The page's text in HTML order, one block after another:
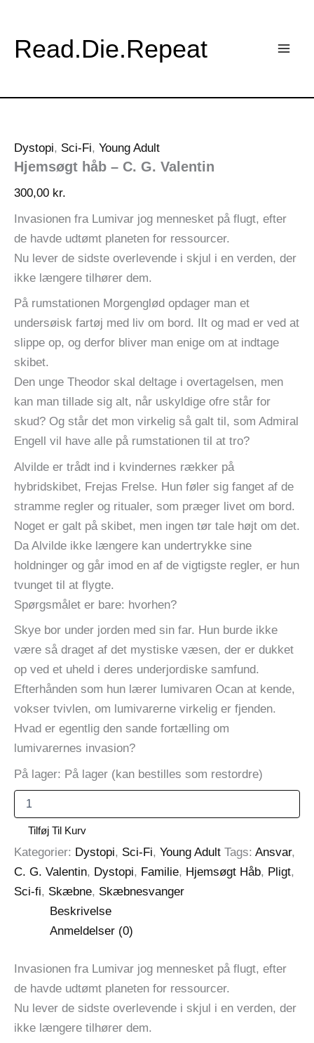
indholdet
Read.Die.Repeat
Dystopi, Sci-Fi, Young Adult
Hjemsøgt håb – C. G. Valentin
300,00 kr.
Invasionen fra Lumivar jog mennesket på flugt, efter
de havde udtømt planeten for ressourcer.
Nu lever de sidste overlevende i skjul i en verden, der
ikke længere tilhører dem.
På rumstationen Morgenglød opdager man et
undersøisk fartøj med liv om bord. Ilt og mad er ved at
slippe op, og derfor bliver man enige om at indtage
skibet.
Den unge Theodor skal deltage i overtagelsen, men
kan man tillade sig alt, når uskyldige ofre står for
skud? Og står det mon virkelig så galt til, som Admiral
Engell vil have alle på rumstationen til at tro?
Alvilde er trådt ind i kvindernes rækker på
hybridskibet, Frejas Frelse. Hun føler sig fanget af de
stramme regler og ritualer, som præger livet om bord.
Noget er galt på skibet, men ingen tør tale højt om det.
Da Alvilde ikke længere kan undertrykke sine
holdninger og går imod en af de vigtigste regler, er hun
tvunget til at flygte.
Spørgsmålet er bare: hvorhen?
Skye bor under jorden med sin far. Hun burde ikke
være så draget af det mystiske væsen, der er dukket
op ved et uheld i deres underjordiske samfund.
Efterhånden som hun lærer lumivaren Ocan at kende,
vokser tvivlen, om lumivarerne virkelig er fjenden.
Hvad er egentlig den sande fortælling om
lumivarernes invasion?
På lager: På lager (kan bestilles som restordre)
Hjemsøgt
håb
G.
Valentin
Tilføj Til Kurv
Kategorier: Dystopi, Sci-Fi, Young Adult Tags: Ansvar,
C. G. Valentin, Dystopi, Familie, Hjemsøgt Håb, Pligt,
Sci-fi, Skæbne, Skæbnesvanger
Beskrivelse
Anmeldelser (0)
Invasionen fra Lumivar jog mennesket på flugt, efter
de havde udtømt planeten for ressourcer.
Nu lever de sidste overlevende i skjul i en verden, der
ikke længere tilhører dem.